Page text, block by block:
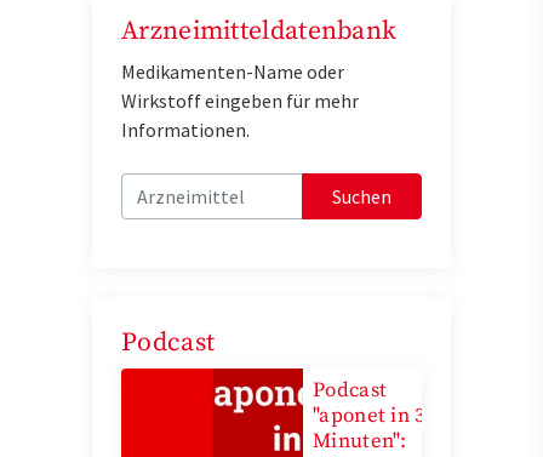
Arzneimitteldatenbank
Medikamenten-Name oder
Wirkstoff eingeben für mehr
Informationen.
Suchen
Podcast
Podcast
"aponet in 3
Minuten":